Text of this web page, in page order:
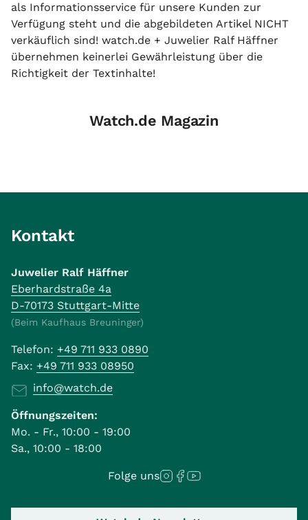
als Informationsservice für unsere Kunden zur
Verfügung steht und die abgebildeten Artikel NICHT
verkäuflich sind! watch.de + Juwelier Ralf Häffner
übernehmen keinerlei Gewährleistung über die
Richtigkeit der Textinhalte!
Watch.de Magazin
Kontakt
Juwelier Ralf Häffner
Eberhardstraße 4a
D-70173 Stuttgart-Mitte
(Beim Kaufhaus Breuninger)
Telefon: +49 711 933 0890
Fax: +49 711 933 08950
info@watch.de
Öffnungszeiten:
Mo. - Fr., 10:00 - 19:00
Sa., 10:00 - 18:00
Folge uns